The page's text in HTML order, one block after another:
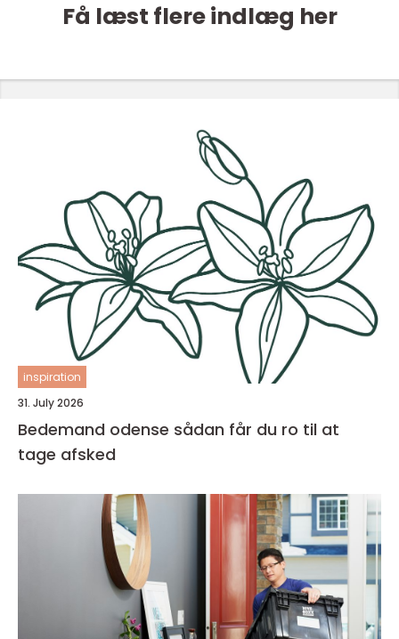
Få læst flere indlæg her
inspiration
31. July 2026
Bedemand odense sådan får du ro til at
tage afsked